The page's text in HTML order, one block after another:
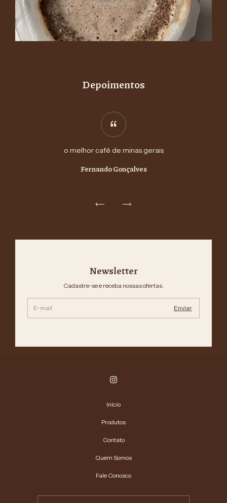
Depoimentos
o melhor café de minas gerais
Fernando Gonçalves
Newsletter
Cadastre-se e receba nossas ofertas.
Início
Produtos
Contato
Quem Somos
Fale Conosco